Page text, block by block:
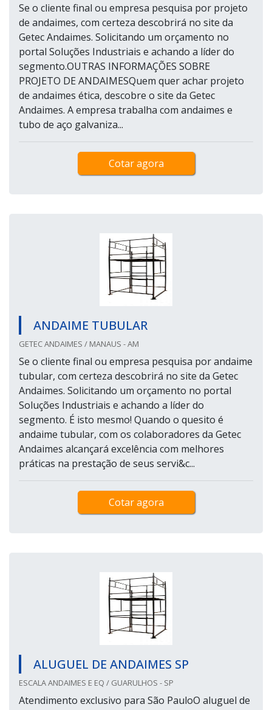
Se o cliente final ou empresa pesquisa por projeto
de andaimes, com certeza descobrirá no site da
Getec Andaimes. Solicitando um orçamento no
portal Soluções Industriais e achando a líder do
segmento.OUTRAS INFORMAÇÕES SOBRE
PROJETO DE ANDAIMESQuem quer achar projeto
de andaimes ética, descobre o site da Getec
Andaimes. A empresa trabalha com andaimes e
tubo de aço galvaniza...
Cotar agora
ANDAIME TUBULAR
GETEC ANDAIMES / MANAUS - AM
Se o cliente final ou empresa pesquisa por andaime
tubular, com certeza descobrirá no site da Getec
Andaimes. Solicitando um orçamento no portal
Soluções Industriais e achando a líder do
segmento. É isto mesmo! Quando o quesito é
andaime tubular, com os colaboradores da Getec
Andaimes alcançará excelência com melhores
práticas na prestação de seus servi&c...
Cotar agora
ALUGUEL DE ANDAIMES SP
ESCALA ANDAIMES E EQ / GUARULHOS - SP
Atendimento exclusivo para São PauloO aluguel de